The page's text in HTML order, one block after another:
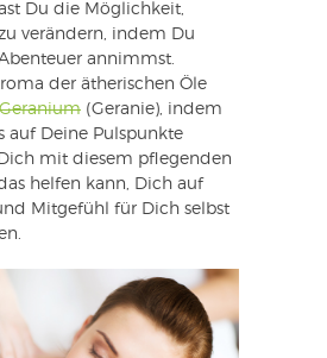
Du die Möglichkeit,
verändern, indem Du
annimmst.
der ätherischen Öle
Geranium (Geranie), indem
auf Deine Pulspunkte
mit diesem pflegenden
helfen kann, Dich auf
Mitgefühl für Dich selbst